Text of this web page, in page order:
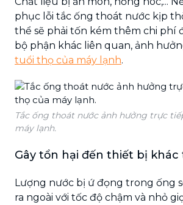
phục lỗi tắc ống thoát nước kịp
thể sẽ phải tốn kém thêm chi phí
bộ phận khác liên quan, ảnh
tuổi thọ của máy lạnh.
Tắc ống thoát nước ảnh hưởng trực
máy lạnh.
Gây tổn hại đến thiết bị
Lượng nước bị ứ đọng trong ống
ra ngoài với tốc độ chậm và nhỏ